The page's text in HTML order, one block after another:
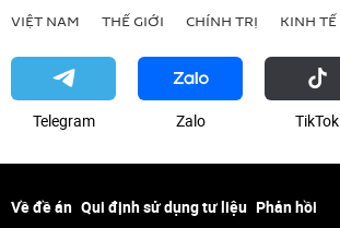
VIỆT NAM THẾ GIỚI CHÍNH TRỊ KINH TẾ
Telegram Zalo ТikТоk
Về đề án Qui định sử dụng tư liệu Phản hồi